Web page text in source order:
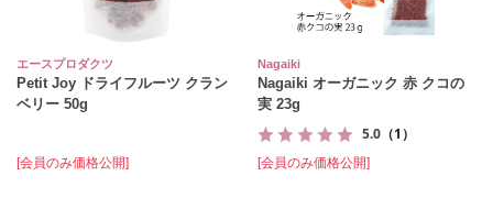
エースプロダクツ
Petit Joy ドライフルーツ クラン
ベリー 50g
[会員のみ価格公開]
Nagaiki
Nagaiki オーガニック 赤 クコの
実 23g
5.0 （1）
[会員のみ価格公開]